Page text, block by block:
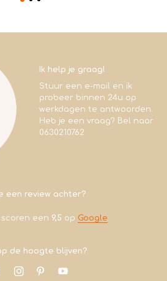
Ik help je graag!
Stuur een e-mail en ik
probeer binnen 24u op
werkdagen te antwoorden.
Heb je een vraag? Bel naar
0630210762
een review achter?
scoren een 9,5 op Google
de hoogte blijven?